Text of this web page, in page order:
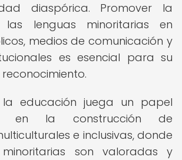
diaspórica. Promover la
las lenguas minoritarias en
medios de comunicación y
es esencial para su
la educación juega un papel
en la construcción de
e inclusivas, donde
son valoradas y